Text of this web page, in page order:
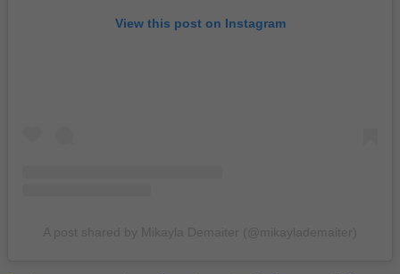
View this post on Instagram